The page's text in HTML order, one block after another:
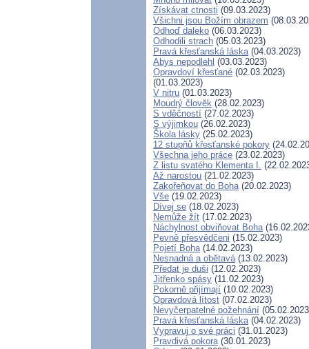
Získávat ctnosti (09.03.2023)
Všichni jsou Božím obrazem
Odhoď daleko (06.03.2023)
Odhodili strach (05.03.2023)
Pravá křesťanská láska(04.03.2023)
Abys nepodlehl (03.03.2023)
Opravdoví křesťané (02.03.2023)
(01.03.2023)
V nitru (01.03.2023)
Moudrý člověk (28.02.2023)
S vděčností (27.02.2023)
S výjimkou (26.02.2023)
Škola lásky (25.02.2023)
12 stupňů křesťanské pokory
Všechna jeho práce (23.02.2023)
Z listu svatého Klementa I.
Až narostou (21.02.2023)
Zakořeňovat do Boha(20.02.2023)
Vše (19.02.2023)
Dívej se (18.02.2023)
Nemůže žít (17.02.2023)
Náchylnost obviňovat Boha
Pevně přesvědčeni (15.02.2023)
Pojetí Boha(14.02.2023)
Nesnadná a obětavá(13.02.2023)
Předat je duši (12.02.2023)
Jitřenko spásy (11.02.2023)
Pokorně přijímají (10.02.2023)
Opravdová lítost (07.02.2023)
Nevyčerpatelné požehnání
Pravá křesťanská láska(04.02.2023)
Vypravuj o své práci (31.01.2023)
Pravdivá pokora(30.01.2023)